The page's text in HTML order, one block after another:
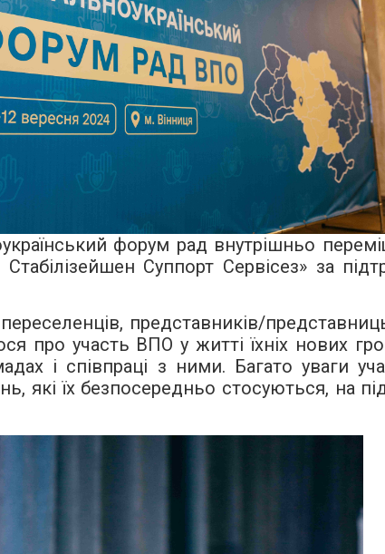
форум рад внутрішньо
Суппорт Сервісез» за
представників/
про участь ВПО у житті їхніх нових
і співпраці з ними. Багато уваги
які їх безпосередньо стосуються, на